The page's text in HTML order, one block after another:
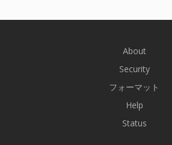
About
Security
フォーマット
Help
Status